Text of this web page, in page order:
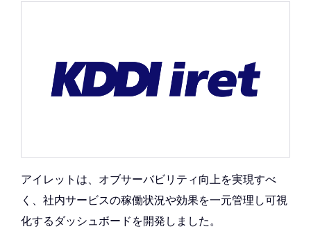
アイレットは、オブサーバビリティ向上を実現すべ
く、社内サービスの稼働状況や効果を一元管理し可視
化するダッシュボードを開発しました。